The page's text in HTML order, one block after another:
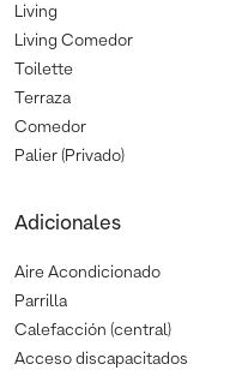
Living
Living Comedor
Toilette
Terraza
Comedor
Palier (Privado)
Adicionales
Aire Acondicionado
Parrilla
Calefacción (central)
Acceso discapacitados